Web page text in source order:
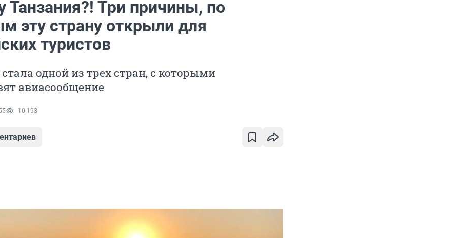
Танзания?! Три причины, по
эту страну открыли для
туристов
одной из трех стран, с которыми
авиасообщение
10 193